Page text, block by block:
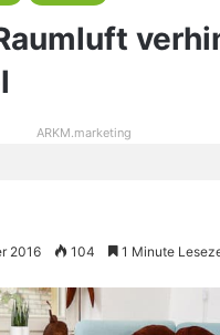
ARKM.marketing
2016 104 1 Minute